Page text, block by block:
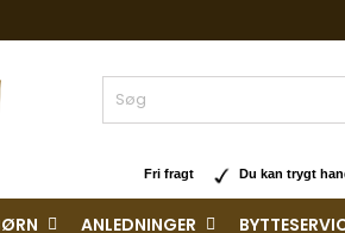
Fri fragt Du kan trygt
ANLEDNINGER